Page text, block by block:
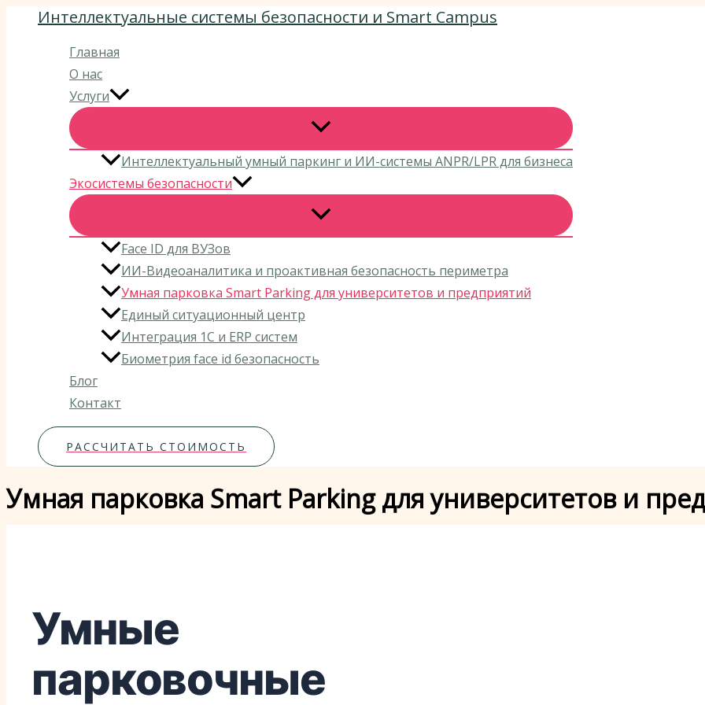
Перейти
содержимому
Интеллектуальные системы безопасности и Smart Campus
Главная
О нас
Услуги
Интеллектуальный умный паркинг и ИИ-системы ANPR/LPR для бизнеса
Экосистемы безопасности
Face ID для ВУЗов
ИИ-Видеоаналитика и проактивная безопасность периметра
Умная парковка Smart Parking для университетов и предприятий
Единый ситуационный центр
Интеграция 1С и ERP систем
Биометрия face id безопасность
Блог
Контакт
РАССЧИТАТЬ СТОИМОСТЬ
Умная парковка Smart Parking для университетов и
Умные
парковочные